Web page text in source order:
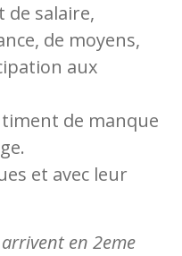
de salaire,
de moyens,
aux
de manque
et avec leur
en 2eme